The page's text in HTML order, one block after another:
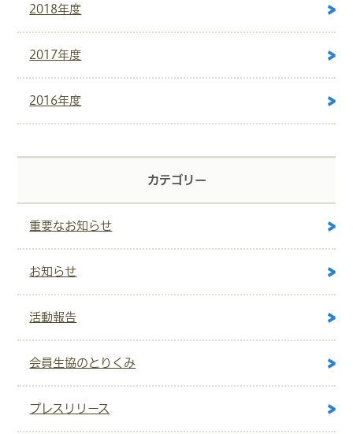
2018年度
2017年度
2016年度
カテゴリー
重要なお知らせ
お知らせ
活動報告
会員生協のとりくみ
プレスリリース